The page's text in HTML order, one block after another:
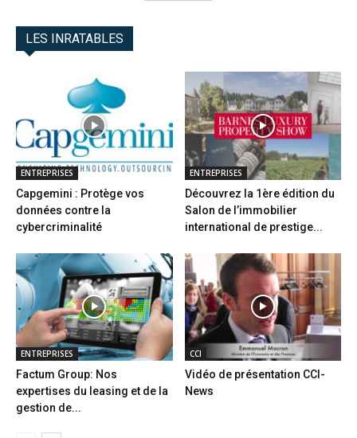
LES INRATABLES
ENTREPRISES
Capgemini : Protège vos
données contre la
cybercriminalité
ENTREPRISES
Découvrez la 1ère édition du
Salon de l’immobilier
international de prestige...
ENTREPRISES
Factum Group: Nos
expertises du leasing et de la
gestion de...
CCI
Vidéo de présentation CCI-
News